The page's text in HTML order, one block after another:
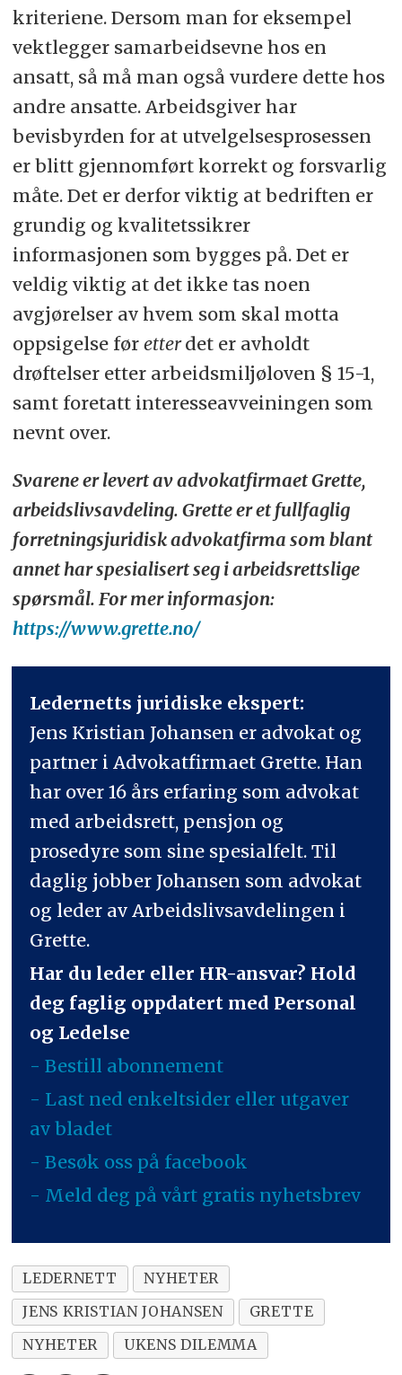
kriteriene. Dersom man for eksempel
vektlegger samarbeidsevne hos en
ansatt, så må man også vurdere dette hos
andre ansatte. Arbeidsgiver har
bevisbyrden for at utvelgelsesprosessen
er blitt gjennomført korrekt og forsvarlig
måte. Det er derfor viktig at bedriften er
grundig og kvalitetssikrer
informasjonen som bygges på. Det er
veldig viktig at det ikke tas noen
avgjørelser av hvem som skal motta
oppsigelse før etterdet er avholdt
drøftelser etter arbeidsmiljøloven § 15-1,
samt foretatt interesseavveiningen som
nevnt over.
Svarene er levert av advokatfirmaet Grette,
arbeidslivsavdeling. Grette er et fullfaglig
forretningsjuridisk advokatfirma som blant
annet har spesialisert seg i arbeidsrettslige
spørsmål. For mer informasjon:
https://www.grette.no/
Ledernetts juridiske ekspert:
Jens Kristian Johansen er advokat og
partner i Advokatfirmaet Grette. Han
har over 16 års erfaring som advokat
med arbeidsrett, pensjon og
prosedyre som sine spesialfelt. Til
daglig jobber Johansen som advokat
og leder av Arbeidslivsavdelingen i
Grette.
Har du leder eller HR-ansvar? Hold
deg faglig oppdatert med Personal
og Ledelse
- Bestill abonnement
- Last ned enkeltsider eller utgaver
av bladet
- Besøk oss på facebook
- Meld deg på vårt gratis nyhetsbrev
LEDERNETT
NYHETER
JENS KRISTIAN JOHANSEN
GRETTE
NYHETER
UKENS DILEMMA